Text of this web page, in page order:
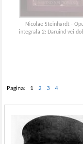
Nicolae Steinhardt -
integrala 2: Daruind vei
Pagina: 1 2 3 4